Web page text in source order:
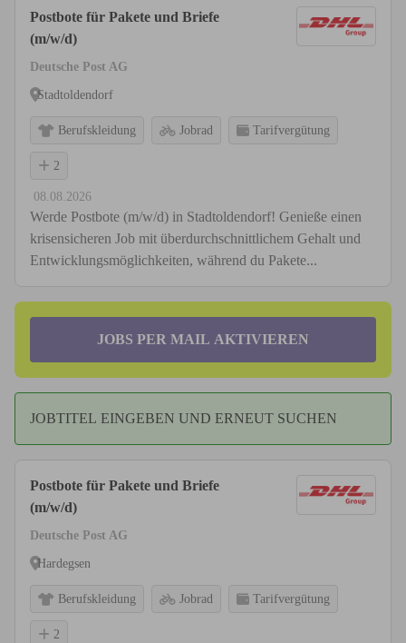
Postbote für Pakete und Briefe
(m/w/d)
Deutsche Post AG
Stadtoldendorf
Berufskleidung Jobrad Tarifvergütung
2
08.08.2026
Werde Postbote (m/w/d) in Stadtoldendorf! Genieße einen
krisensicheren Job mit überdurchschnittlichem Gehalt und
Entwicklungsmöglichkeiten, während du Pakete...
JOBS PER MAIL AKTIVIEREN
JOBTITEL EINGEBEN UND ERNEUT SUCHEN
Postbote für Pakete und Briefe
(m/w/d)
Deutsche Post AG
Hardegsen
Berufskleidung Jobrad Tarifvergütung
2